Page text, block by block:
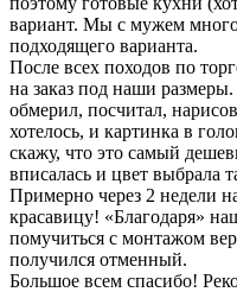
вариант. Мы с мужем
подходящего варианта.
После всех походов по
на заказ под наши
обмерил, посчитал,
хотелось, и картинка в
скажу, что это самый
вписалась и цвет выбрала
Примерно через 2 недели
красавицу! «Благодаря»
помучиться с монтажом
получился отменный.
Большое всем спасибо!